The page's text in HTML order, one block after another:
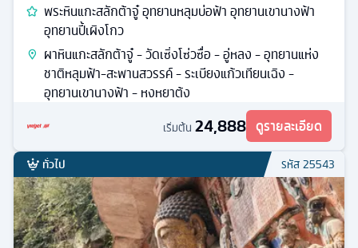
พระหินแกะสลักต้าจู๋ อุทยานหลุมบ่อฟ้า อุทยานเขานางฟ้า
อุทยานปี้เผิงโกว
ผาหินแกะสลักต้าจู๋ - วัดเซิ่งโซ่วซื่อ - อู่หลง - อุทยานแห่ง
ชาติหลุมฟ้า-สะพานสวรรค์ - ระเบียงแก้วเทียนเฉิง -
อุทยานเขานางฟ้า - หงหยาต้ง
เริ่มต้น 24,888 ดูรายละเอียด
ทั่วไป รหัส25543